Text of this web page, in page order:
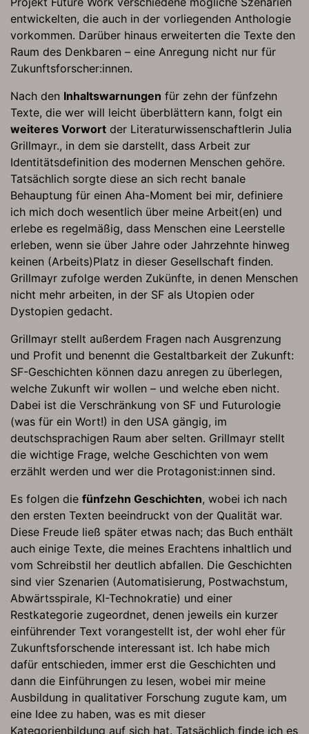
entwickelten, die auch in der vorliegenden Anthologie
vorkommen. Darüber hinaus erweiterten die Texte den
Raum des Denkbaren – eine Anregung nicht nur für
Zukunftsforscher:innen.
Nach den Inhaltswarnungen für zehn der fünfzehn
Texte, die wer will leicht überblättern kann, folgt ein
weiteres Vorwort der Literaturwissenschaftlerin Julia
Grillmayr., in dem sie darstellt, dass Arbeit zur
Identitätsdefinition des modernen Menschen gehöre.
Tatsächlich sorgte diese an sich recht banale
Behauptung für einen Aha-Moment bei mir, definiere
ich mich doch wesentlich über meine Arbeit(en) und
erlebe es regelmäßig, dass Menschen eine Leerstelle
erleben, wenn sie über Jahre oder Jahrzehnte hinweg
keinen (Arbeits)Platz in dieser Gesellschaft finden.
Grillmayr zufolge werden Zukünfte, in denen Menschen
nicht mehr arbeiten, in der SF als Utopien oder
Dystopien gedacht.
Grillmayr stellt außerdem Fragen nach Ausgrenzung
und Profit und benennt die Gestaltbarkeit der Zukunft:
SF-Geschichten können dazu anregen zu überlegen,
welche Zukunft wir wollen – und welche eben nicht.
Dabei ist die Verschränkung von SF und Futurologie
(was für ein Wort!) in den USA gängig, im
deutschsprachigen Raum aber selten. Grillmayr stellt
die wichtige Frage, welche Geschichten von wem
erzählt werden und wer die Protagonist:innen sind.
Es folgen die fünfzehn Geschichten, wobei ich nach
den ersten Texten beeindruckt von der Qualität war.
Diese Freude ließ später etwas nach; das Buch enthält
auch einige Texte, die meines Erachtens inhaltlich und
vom Schreibstil her deutlich abfallen. Die Geschichten
sind vier Szenarien (Automatisierung, Postwachstum,
Abwärtsspirale, KI-Technokratie) und einer
Restkategorie zugeordnet, denen jeweils ein kurzer
einführender Text vorangestellt ist, der wohl eher für
Zukunftsforschende interessant ist. Ich habe mich
dafür entschieden, immer erst die Geschichten und
dann die Einführungen zu lesen, wobei mir meine
Ausbildung in qualitativer Forschung zugute kam, um
eine Idee zu haben, was es mit dieser
Kategorienbildung auf sich hat. Tatsächlich finde ich es